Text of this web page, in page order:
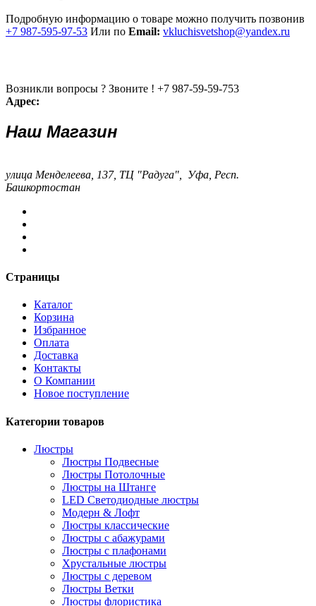
Подробную информацию о товаре можно получить позвонив
+7 987-595-97-53 Или по Email: vkluchisvetshop@yandex.ru
Возникли вопросы ? Звоните ! +7 987-59-59-753
Адрес:
Наш Магазин
улица Менделеева, 137, ТЦ "Радуга", Уфа, Респ.
Башкортостан
Страницы
Каталог
Корзина
Избранное
Оплата
Доставка
Контакты
О Компании
Новое поступление
Категории товаров
Люстры
Люстры Подвесные
Люстры Потолочные
Люстры на Штанге
LED Светодиодные люстры
Модерн & Лофт
Люстры классические
Люстры с абажурами
Люстры с плафонами
Хрустальные люстры
Люстры с деревом
Люстры Ветки
Люстры флористика